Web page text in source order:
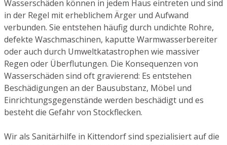
Wasserschäden können in jedem Haus eintreten und sind
in der Regel mit erheblichem Ärger und Aufwand
verbunden. Sie entstehen häufig durch undichte Rohre,
defekte Waschmaschinen, kaputte Warmwasserbereiter
oder auch durch Umweltkatastrophen wie massiver
Regen oder Überflutungen. Die Konsequenzen von
Wasserschäden sind oft gravierend: Es entstehen
Beschädigungen an der Bausubstanz, Möbel und
Einrichtungsgegenstände werden beschädigt und es
besteht die Gefahr von Stockflecken.
Wir als Sanitärhilfe in Kittendorf sind spezialisiert auf die